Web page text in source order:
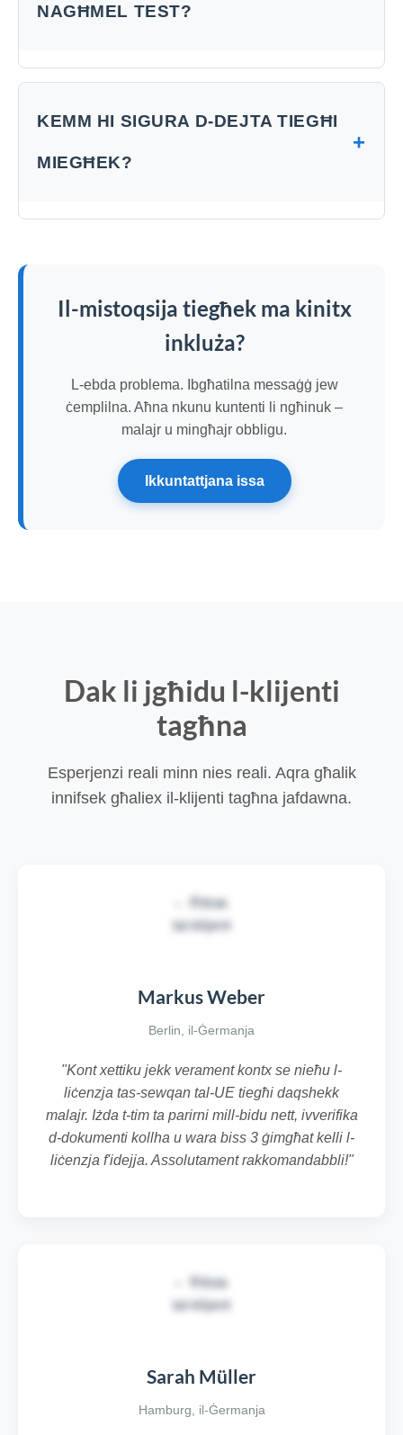
NAGĦMEL TEST?
KEMM HI SIGURA D-DEJTA TIEGĦI
MIEGĦEK?
+
Il-mistoqsija tiegħek ma kinitx
inkluża?
L-ebda problema. Ibgħatilna messaġġ jew
ċemplilna. Aħna nkunu kuntenti li ngħinuk –
malajr u mingħajr obbligu.
Ikkuntattjana issa
Dak li jgħidu l-klijenti
tagħna
Esperjenzi reali minn nies reali. Aqra għalik
innifsek għaliex il-klijenti tagħna jafdawna.
Markus Weber
Berlin, il-Ġermanja
"Kont xettiku jekk verament kontx se nieħu l-
liċenzja tas-sewqan tal-UE tiegħi daqshekk
malajr. Iżda t-tim ta parirni mill-bidu nett, ivverifika
d-dokumenti kollha u wara biss 3 ġimgħat kelli l-
liċenzja f'idejja. Assolutament rakkomandabbli!"
Sarah Müller
Hamburg, il-Ġermanja